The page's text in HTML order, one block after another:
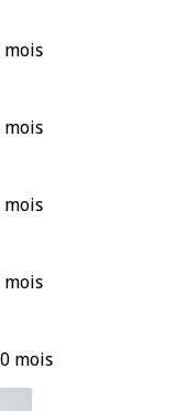
mois
mois
mois
mois
mois